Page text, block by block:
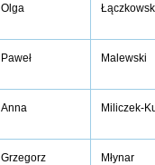
Olga
Paweł Malewski
Anna Miliczek-
Grzegorz Młynar